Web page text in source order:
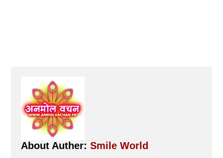
About Auther:Smile World